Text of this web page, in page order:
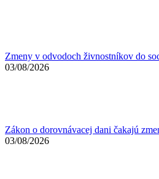
Zmeny v odvodoch živnostníkov do
03/08/2026
Zákon o dorovnávacej dani čakajú
03/08/2026